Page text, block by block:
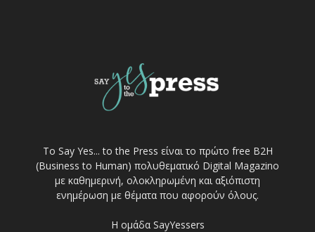
Το Say Yes... to the Press είναι το πρώτο free Β2Η
(Business to Human) πολυθεματικό Digital Magazino
με καθημερινή, ολοκληρωμένη και αξιόπιστη
ενημέρωση με θέματα που αφορούν όλους.
Η ομάδα SayYessers